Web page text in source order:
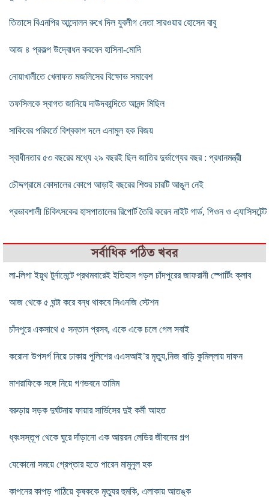
তিতাসে বিএনপির আন্দোলন রুখে দিল যুবলীগ নেতা সারওয়ার হোসেন বাবু
আজ ৪ প্রকল্প উদ্বোধন করবেন হাসিনা-মোদি
নোয়াখালীতে খেলাফত মজলিসের বিক্ষোভ সমাবেশ
তফসিলকে স্বাগত জানিয়ে দাউদকান্দিতে আনন্দ মিছিল
সাকিবের পরিবর্তে বিশ্বকাপ দলে এনামুল হক বিজয়
স্বাধীনতার ৫৩ বছরের মধ্যে ২৯ বছরই ছিল জাতির দুর্ভাগ্যের বছর : প্রধানমন্ত্রী
চৌদ্দগ্রামে কোদালের কোপে আড়াই বছরের শিশুর চারটি আঙুল নেই
প্রভাবশালী চিকিৎসকের হাসপাতালের রিপোর্ট তৈরি করেন নাইট গার্ড, পিওন ও এ্যাসিসটেন্ট
সর্বাধিক পঠিত খবর
লা-লিগা ইয়ুথ টুর্নামেন্টে প্রথমবারেই ইতিহাস গড়ল চাঁদপুরের জাফরানী স্পোর্টিং ক্লাব
আজ থেকে ৫ ঘন্টা করে বন্ধ থাকবে সিএনজি স্টেশন
চাঁদপুরে একসাথে ৫ সন্তান প্রসব, একে একে চলে গেল সবাই
করোনা উপসর্গ নিয়ে ঢাকায় পুলিশের এএসআই’র মৃত্যু,নিজ বাড়ি কুমিল্লায় দাফন
মাশরাফিকে সঙ্গে নিয়ে গণভবনে তামিম
বরুড়ায় সড়ক দুর্ঘটনায় ফায়ার সার্ভিসের দুই কর্মী আহত
ধ্বংসস্তূপ থেকে ঘুরে দাঁড়ানো এক আয়রন লেডির জীবনের গল্প
যেকোনো সময়ে গ্রেপ্তার হতে পারেন মামুনুল হক
কাপনের কাপড় পাঠিয়ে কৃষককে মৃত্যুর হুমকি, এলাকায় আতঙ্ক